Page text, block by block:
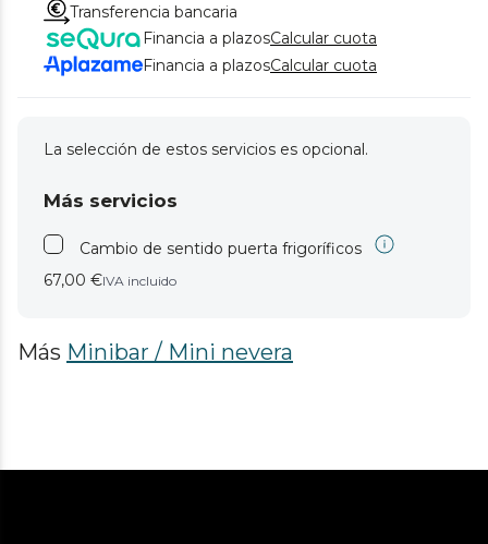
Transferencia bancaria
Financia a plazosCalcular cuota
Financia a plazosCalcular cuota
La selección de estos servicios es opcional.
Más servicios
Cambio de sentido puerta frigoríficos
67,00 €IVA incluido
Más Minibar / Mini nevera